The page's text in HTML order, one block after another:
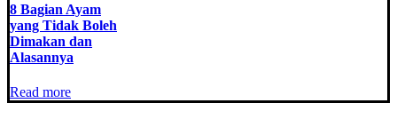
8 Bagian Ayam
yang Tidak Boleh
Dimakan dan
Alasannya
Read more